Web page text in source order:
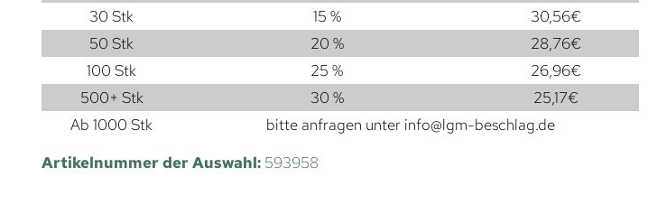
30 Stk
15 % 30,56€
50 Stk
20 % 28,76€
100 Stk
25 % 26,96€
500+ Stk
30 % 25,17€
Ab 1000 Stk
bitte anfragen unter info@lgm-beschlag.de
Artikelnummer der Auswahl: 593958